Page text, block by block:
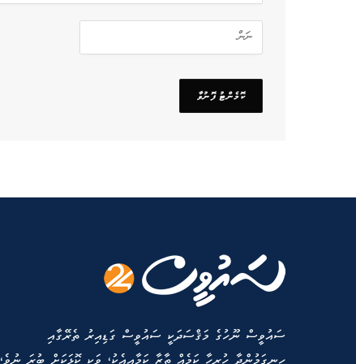
ސައުވީސް ނޫހުގެ މަޤްސަދަކީ ސައުވީސް ގަޑިއިރު ތެރޭގާއި